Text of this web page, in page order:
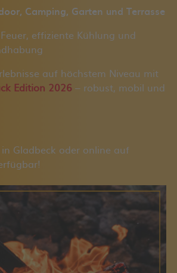
Camping, Garten und Terrasse
effiziente Kühlung und
auf höchstem Niveau mit
Edition 2026 – robust, mobil und
Gladbeck oder online auf